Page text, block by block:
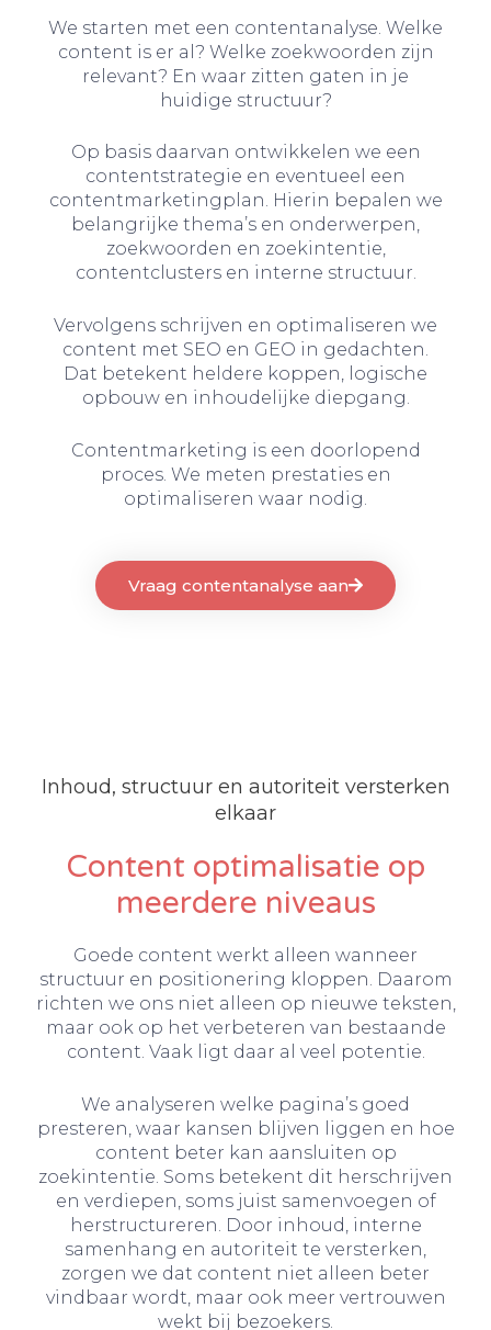
We starten met een contentanalyse. Welke
content is er al? Welke zoekwoorden zijn
relevant? En waar zitten gaten in je
huidige structuur?
Op basis daarvan ontwikkelen we een
contentstrategie en eventueel een
contentmarketingplan. Hierin bepalen we
belangrijke thema’s en onderwerpen,
zoekwoorden en zoekintentie,
contentclusters en interne structuur.
Vervolgens schrijven en optimaliseren we
content met SEO en GEO in gedachten.
Dat betekent heldere koppen, logische
opbouw en inhoudelijke diepgang.
Contentmarketing is een doorlopend
proces. We meten prestaties en
optimaliseren waar nodig.
Vraag contentanalyse aan
Inhoud, structuur en autoriteit versterken
elkaar
Content optimalisatie op
meerdere niveaus
Goede content werkt alleen wanneer
structuur en positionering kloppen. Daarom
richten we ons niet alleen op nieuwe teksten,
maar ook op het verbeteren van bestaande
content. Vaak ligt daar al veel potentie.
We analyseren welke pagina’s goed
presteren, waar kansen blijven liggen en hoe
content beter kan aansluiten op
zoekintentie. Soms betekent dit herschrijven
en verdiepen, soms juist samenvoegen of
herstructureren. Door inhoud, interne
samenhang en autoriteit te versterken,
zorgen we dat content niet alleen beter
vindbaar wordt, maar ook meer vertrouwen
wekt bij bezoekers.